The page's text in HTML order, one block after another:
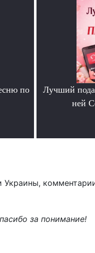
по
Лучший
ней
за понимание!